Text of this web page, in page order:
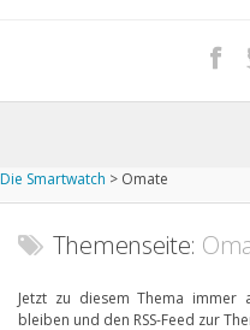
iPhone kaufen
Startseite
Aktuelle Smartwatches
Die Smartwatch > Omate
Themenseite:
Jetzt zu diesem Thema immer
bleiben und den RSS-Feed zur